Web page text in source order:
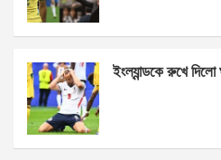
ইংল্যান্ডকে রুখে